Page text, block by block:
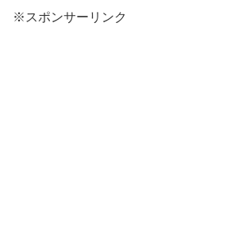
※スポンサーリンク